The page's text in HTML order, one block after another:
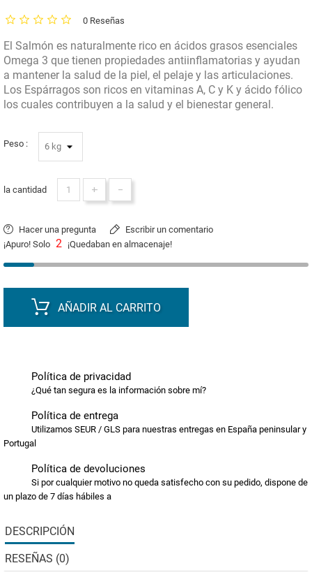
0 Reseñas
El Salmón es naturalmente rico en ácidos grasos esenciales
Omega 3 que tienen propiedades antiinflamatorias y ayudan
a mantener la salud de la piel, el pelaje y las articulaciones.
Los Espárragos son ricos en vitaminas A, C y K y ácido fólico
los cuales contribuyen a la salud y el bienestar general.
Peso :
la cantidad + -
Hacer una pregunta
Escribir un comentario
¡Apuro! Solo 2 ¡Quedaban en almacenaje!
AÑADIR AL CARRITO
Política de privacidad
¿Qué tan segura es la información sobre mí?
Política de entrega
Utilizamos SEUR / GLS para nuestras entregas en España peninsular y
Portugal
Política de devoluciones
Si por cualquier motivo no queda satisfecho con su pedido, dispone de
un plazo de 7 días hábiles a
DESCRIPCIÓN
RESEÑAS (0)